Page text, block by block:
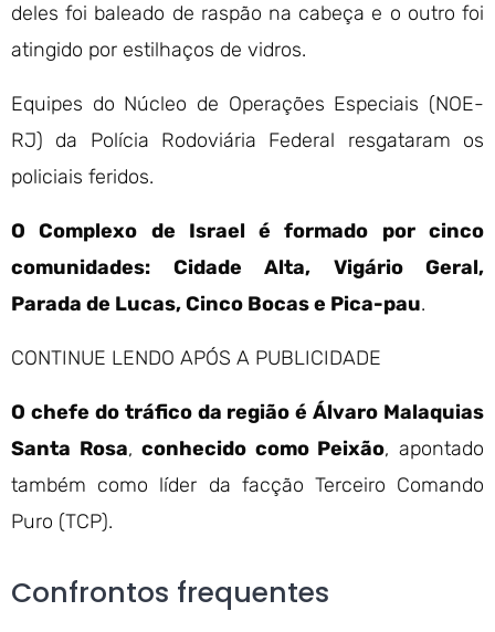
deles foi baleado de raspão na cabeça e o outro foi
atingido por estilhaços de vidros.
Equipes do Núcleo de Operações Especiais (NOE-
RJ) da Polícia Rodoviária Federal resgataram os
policiais feridos.
O Complexo de Israel é formado por cinco
comunidades: Cidade Alta, Vigário Geral,
Parada de Lucas, Cinco Bocas e Pica-pau.
CONTINUE LENDO APÓS A PUBLICIDADE
O chefe do tráfico da região é Álvaro Malaquias
Santa Rosa,conhecido como Peixão, apontado
também como líder da facção Terceiro Comando
Puro (TCP).
Confrontos frequentes